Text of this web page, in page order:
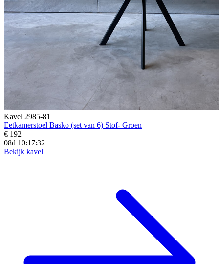
Kavel 2985-81
Eetkamerstoel Basko (set van 6) Stof- Groen
€ 192
08d 10:17:30
Bekijk kavel